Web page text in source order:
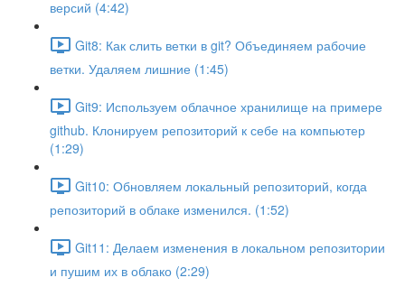
версий (4:42)
Git8: Как слить ветки в git? Объединяем рабочие
ветки. Удаляем лишние (1:45)
Git9: Используем облачное хранилище на примере
github. Клонируем репозиторий к себе на компьютер
(1:29)
Git10: Обновляем локальный репозиторий, когда
репозиторий в облаке изменился. (1:52)
Git11: Делаем изменения в локальном репозитории
и пушим их в облако (2:29)